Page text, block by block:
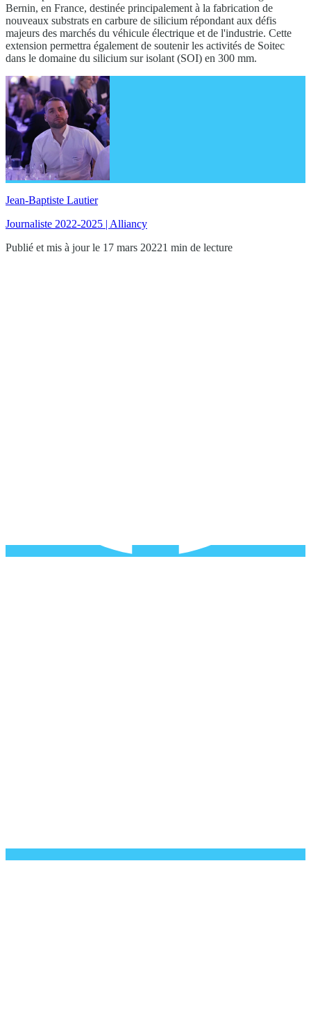
Bernin, en France, destinée principalement à la fabrication de
nouveaux substrats en carbure de silicium répondant aux défis
majeurs des marchés du véhicule électrique et de l'industrie. Cette
extension permettra également de soutenir les activités de Soitec
dans le domaine du silicium sur isolant (SOI) en 300 mm.
Jean-Baptiste Lautier
Journaliste 2022-2025 | Alliancy
Publié et mis à jour le 17 mars 20221 min de lecture